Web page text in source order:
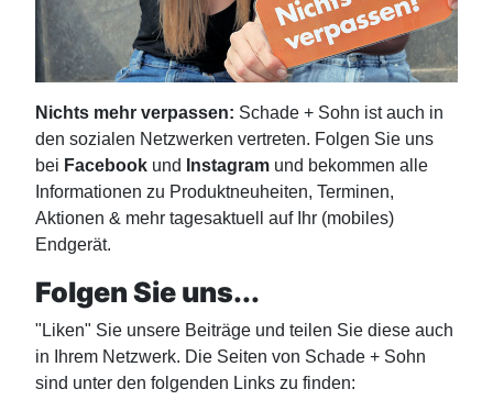
Nichts mehr verpassen: Schade + Sohn ist auch in
den sozialen Netzwerken vertreten. Folgen Sie uns
bei Facebook und Instagram und bekommen alle
Informationen zu Produktneuheiten, Terminen,
Aktionen & mehr tagesaktuell auf Ihr (mobiles)
Endgerät.
Folgen Sie uns...
"Liken" Sie unsere Beiträge und teilen Sie diese auch
in Ihrem Netzwerk. Die Seiten von Schade + Sohn
sind unter den folgenden Links zu finden: